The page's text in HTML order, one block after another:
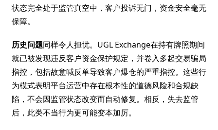
状态完全处于监管真空中，客户投诉无门，资金安全毫无
保障。
历史问题同样令人担忧。UGL Exchange在持有牌照期间
就已被发现违反客户资金保护规定，并卷入多起交易骗局
指控，包括故意喊反单导致客户爆仓的严重指控。这些行
为模式表明平台运营中存在根本性的道德风险和合规缺
陷，不会因监管状态改变而自动修复。相反，失去监管
后，此类不当行为更可能变本加厉。